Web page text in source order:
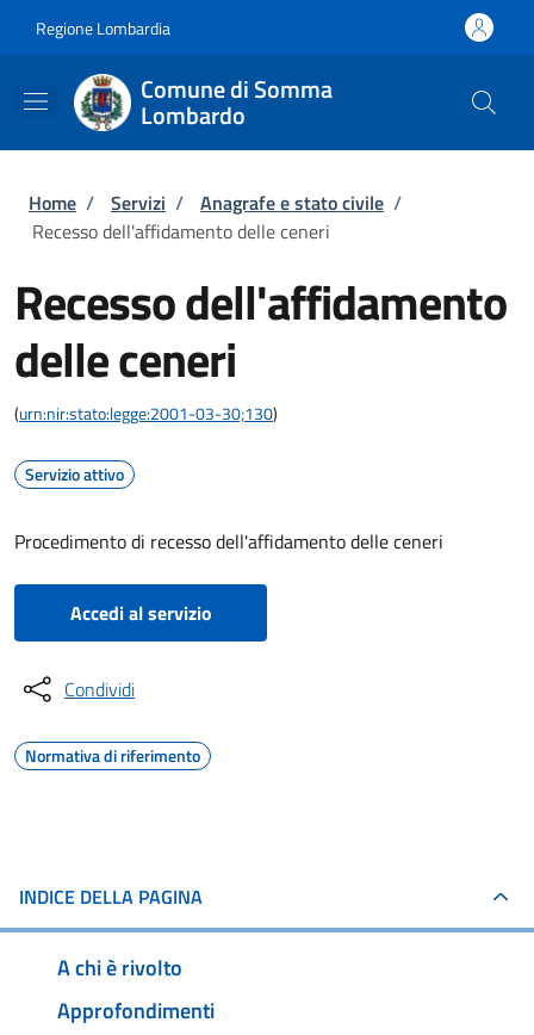
Regione Lombardia
Comune di Somma
Lombardo
Briciole di pane
Home / Servizi / Anagrafe e stato civile /
Recesso dell'affidamento delle ceneri
Recesso dell'affidamento
delle ceneri
(urn:nir:stato:legge:2001-03-30;130)
Servizio attivo
Procedimento di recesso dell'affidamento delle ceneri
Accedi al servizio
Condividi
Normativa di riferimento
INDICE DELLA PAGINA
A chi è rivolto
Approfondimenti